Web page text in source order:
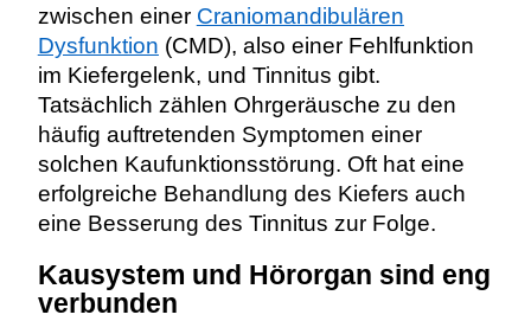
zwischen einer Craniomandibulären
Dysfunktion (CMD), also einer Fehlfunktion
im Kiefergelenk, und Tinnitus gibt.
Tatsächlich zählen Ohrgeräusche zu den
häufig auftretenden Symptomen einer
solchen Kaufunktionsstörung. Oft hat eine
erfolgreiche Behandlung des Kiefers auch
eine Besserung des Tinnitus zur Folge.
Kausystem und Hörorgan sind eng
verbunden